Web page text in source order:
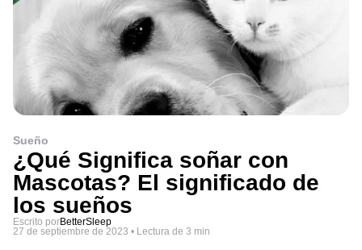
Sueño
¿Qué Significa soñar con
Mascotas? El significado de
los sueños
Escrito porBetterSleep
27 de septiembre de 2023 • Lectura de 3 min